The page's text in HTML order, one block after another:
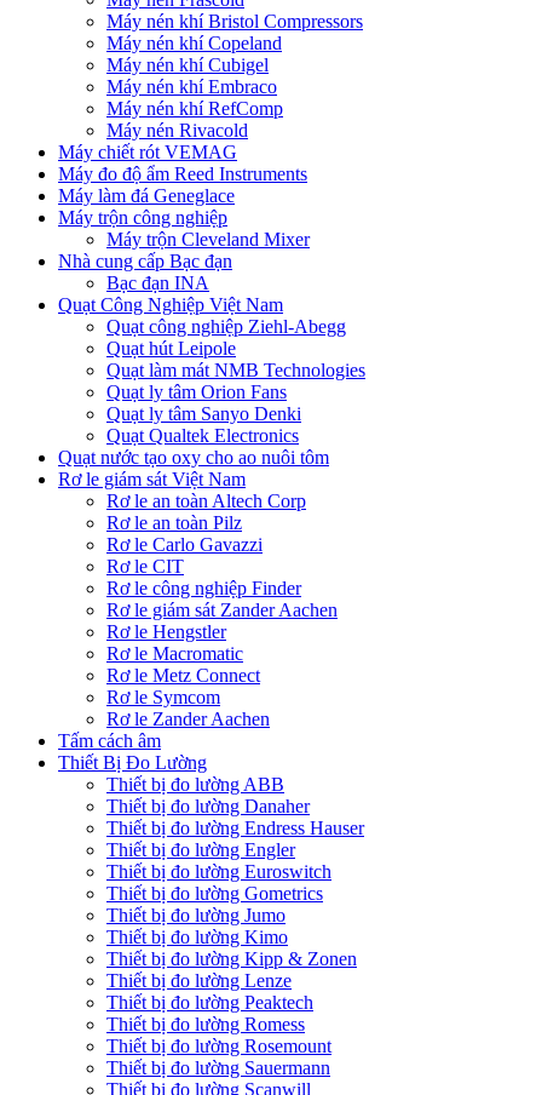
Máy nén khí Bristol Compressors
Máy nén khí Copeland
Máy nén khí Cubigel
Máy nén khí Embraco
Máy nén khí RefComp
Máy nén Rivacold
Máy chiết rót VEMAG
Máy đo độ ẩm Reed Instruments
Máy làm đá Geneglace
Máy trộn công nghiệp
Máy trộn Cleveland Mixer
Nhà cung cấp Bạc đạn
Bạc đạn INA
Quạt Công Nghiệp Việt Nam
Quạt công nghiệp Ziehl-Abegg
Quạt hút Leipole
Quạt làm mát NMB Technologies
Quạt ly tâm Orion Fans
Quạt ly tâm Sanyo Denki
Quạt Qualtek Electronics
Quạt nước tạo oxy cho ao nuôi tôm
Rơ le giám sát Việt Nam
Rơ le an toàn Altech Corp
Rơ le an toàn Pilz
Rơ le Carlo Gavazzi
Rơ le CIT
Rơ le công nghiệp Finder
Rơ le giám sát Zander Aachen
Rơ le Hengstler
Rơ le Macromatic
Rơ le Metz Connect
Rơ le Symcom
Rơ le Zander Aachen
Tấm cách âm
Thiết Bị Đo Lường
Thiết bị đo lường ABB
Thiết bị đo lường Danaher
Thiết bị đo lường Endress Hauser
Thiết bị đo lường Engler
Thiết bị đo lường Euroswitch
Thiết bị đo lường Gometrics
Thiết bị đo lường Jumo
Thiết bị đo lường Kimo
Thiết bị đo lường Kipp & Zonen
Thiết bị đo lường Lenze
Thiết bị đo lường Peaktech
Thiết bị đo lường Romess
Thiết bị đo lường Rosemount
Thiết bị đo lường Sauermann
Thiết bị đo lường Scanwill